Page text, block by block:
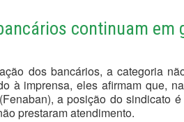
continuam em
dos bancários, a categoria
à imprensa, eles afirmam que,
a posição do sindicato
prestaram atendimento.